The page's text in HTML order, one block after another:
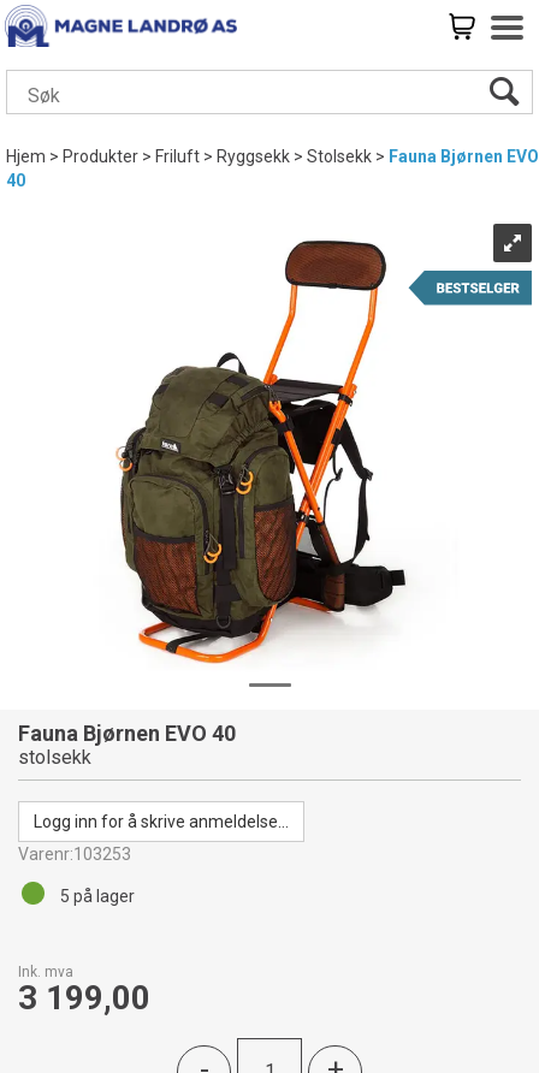
Hjem>Produkter>Friluft>Ryggsekk>Stolsekk> Fauna Bjørnen EVO
40
Fauna Bjørnen EVO 40
stolsekk
Logg inn for å skrive anmeldelse...
Varenr:103253
Ink. mva
3 199,00
5 på lager